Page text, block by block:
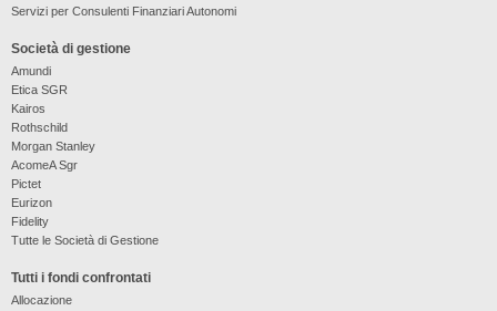
Servizi per Consulenti Finanziari Autonomi
Società di gestione
Amundi
Etica SGR
Kairos
Rothschild
Morgan Stanley
AcomeA Sgr
Pictet
Eurizon
Fidelity
Tutte le Società di Gestione
Tutti i fondi confrontati
Allocazione